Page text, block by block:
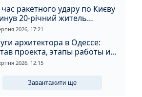
час ракетного удару по Києву
20-річний житель
2026, 17:21
архитектора в Одессе:
проекта, этапы работы и
2026, 12:15
Завантажити ще